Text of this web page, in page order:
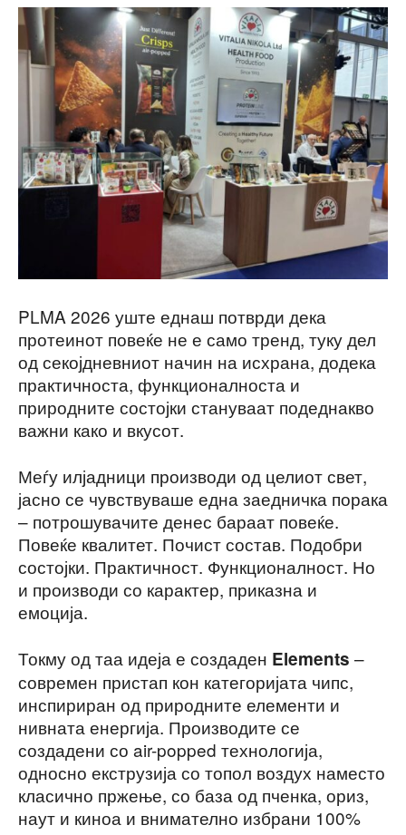
PLMA 2026 уште еднаш потврди дека
протеинот повеќе не е само тренд, туку дел
од секојдневниот начин на исхрана, додека
практичноста, функционалноста и
природните состојки стануваат подеднакво
важни како и вкусот.
Меѓу илјадници производи од целиот свет,
јасно се чувствуваше една заедничка порака
– потрошувачите денес бараат повеќе.
Повеќе квалитет. Почист состав. Подобри
состојки. Практичност. Функционалност. Но
и производи со карактер, приказна и
емоција.
Токму од таа идеја е создаден Elements –
современ пристап кон категоријата чипс,
инспириран од природните елементи и
нивната енергија. Производите се
создадени со air-popped технологија,
односно екструзија со топол воздух наместо
класично пржење, со база од пченка, ориз,
наут и киноа и внимателно избрани 100%